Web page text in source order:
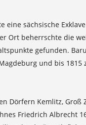
sächsische
Ort beherrschte die
gefunden.
und bis 1815
Dörfern Kemlitz, Groß
Friedrich Albrecht